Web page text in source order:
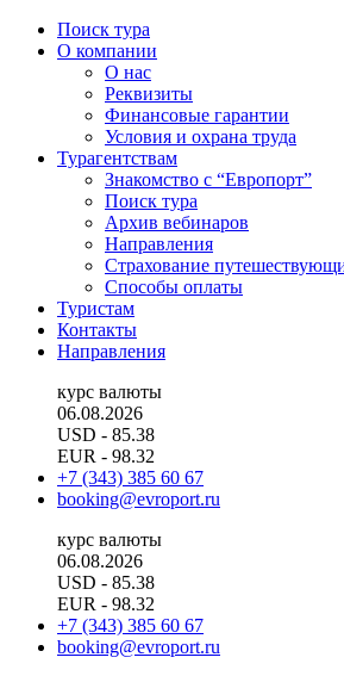
Поиск тура
О компании
О нас
Реквизиты
Финансовые гарантии
Условия и охрана труда
Турагентствам
Знакомство с “Европорт”
Поиск тура
Архив вебинаров
Направления
Страхование
Способы оплаты
Туристам
Контакты
Направления
курс валюты
06.08.2026
USD - 85.38
EUR - 98.32
+7 (343) 385 60 67
booking@evroport.ru
курс валюты
06.08.2026
USD - 85.38
EUR - 98.32
+7 (343) 385 60 67
booking@evroport.ru